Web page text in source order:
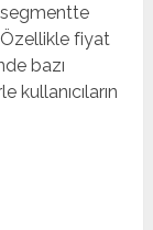
segmentte
fiyat
bazı
kullanıcıların